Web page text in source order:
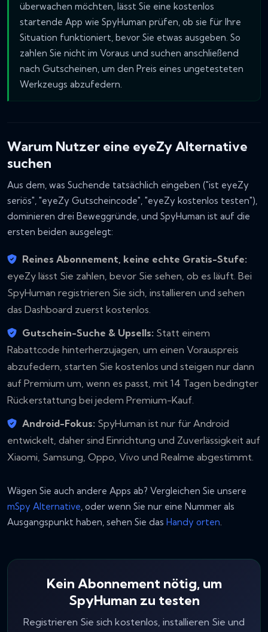
überwachen möchten, lässt Sie eine kostenlos
startende App wie SpyHuman prüfen, ob sie für Ihre
Situation funktioniert, bevor Sie etwas ausgeben. So
zahlen Sie nicht im Voraus und suchen anschließend
nach Gutscheinen, um den Preis eines ungetesteten
Werkzeugs abzufedern.
Warum Nutzer eine eyeZy Alternative
suchen
Aus dem, was Suchende tatsächlich eingeben ("ist eyeZy
seriös", "eyeZy Gutscheincode", "eyeZy kostenlos testen"),
dominieren drei Beweggründe, und SpyHuman ist auf die
ersten beiden ausgelegt:
Reines Abonnement, keine echte Gratis-Stufe:
eyeZy lässt Sie zahlen, bevor Sie sehen, ob es läuft. Bei
SpyHuman registrieren Sie sich, installieren und sehen
das Dashboard zuerst kostenlos.
Gutschein-Suche & Upsells: Statt einem
Rabattcode hinterherzujagen, um einen Vorauspreis
abzufedern, starten Sie kostenlos und steigen nur dann
auf Premium um, wenn es passt, mit 14 Tagen bedingter
Rückerstattung bei jedem Premium-Kauf.
Android-Fokus: SpyHuman ist nur für Android
entwickelt, daher sind Einrichtung und Zuverlässigkeit auf
Xiaomi, Samsung, Oppo, Vivo und Realme abgestimmt.
Wägen Sie auch andere Apps ab? Vergleichen Sie unsere
mSpy Alternative, oder wenn Sie nur eine Nummer als
Ausgangspunkt haben, sehen Sie das Handy orten.
Kein Abonnement nötig, um
SpyHuman zu testen
Registrieren Sie sich kostenlos, installieren Sie und